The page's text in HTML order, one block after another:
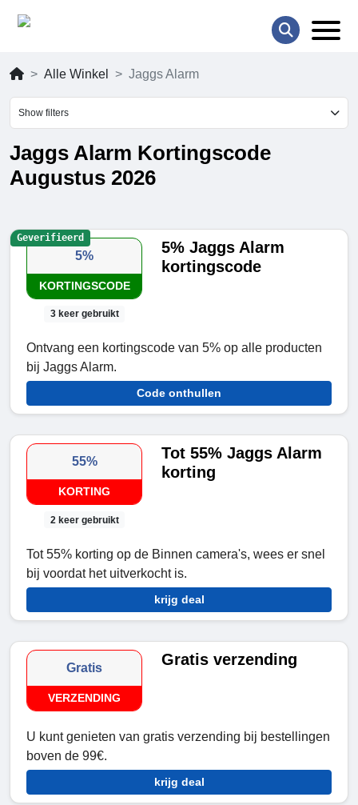
Alle Winkel Jaggs Alarm
Show filters
Jaggs Alarm Kortingscode
Augustus 2026
5%
KORTINGSCODE
3 keer gebruikt
5% Jaggs Alarm
kortingscode
Ontvang een kortingscode van 5% op alle producten
bij Jaggs Alarm.
Code onthullen
Geverifieerd
55%
KORTING
2 keer gebruikt
Tot 55% Jaggs Alarm
korting
Tot 55% korting op de Binnen camera's, wees er snel
bij voordat het uitverkocht is.
krijg deal
Gratis
VERZENDING
Gratis verzending
U kunt genieten van gratis verzending bij bestellingen
boven de 99€.
krijg deal